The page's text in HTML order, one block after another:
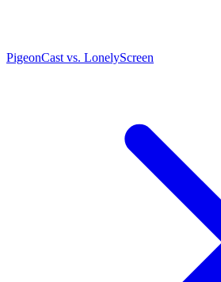
PigeonCast vs. LonelyScreen